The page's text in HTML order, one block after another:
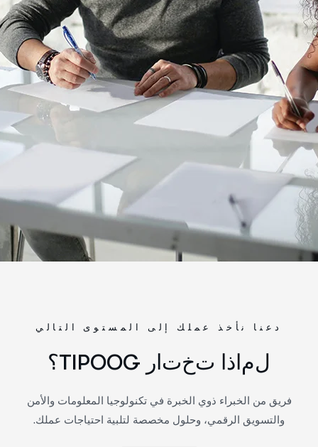
دعنا نأخذ عملك إلى المستوى التالي
لماذا تختار G
O
O
P
I
T؟
فريق من الخبراء ذوي الخبرة في تكنولوجيا المعلومات والأمن
والتسويق الرقمي، وحلول مخصصة لتلبية احتياجات عملك.